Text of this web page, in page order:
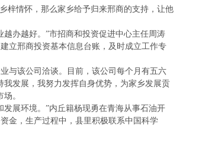
情怀，那么家乡给予归来邢商的支持，让他
办越好。”市招商和投资促进中心主任周涛
立邢商投资基本信息台账，及时成立工作专
该公司洽谈。目前，该公司每个月有五六
发展，我努力发挥自身优势，为家乡发展贡
。
展环境。”内丘籍杨现勇在青海从事石油开
金，生产过程中，县里积极联系中国科学